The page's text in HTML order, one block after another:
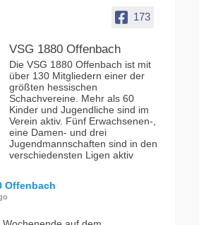
173
VSG 1880 Offenbach
Die VSG 1880 Offenbach ist mit
über 130 Mitgliedern einer der
größten hessischen
Schachvereine. Mehr als 60
Kinder und Jugendliche sind im
Verein aktiv. Fünf Erwachsenen-,
eine Damen- und drei
Jugendmannschaften sind in den
verschiedensten Ligen aktiv
Offenbach